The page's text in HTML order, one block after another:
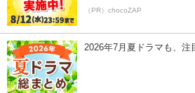
（PR）chocoZAP
2026年7月夏ドラマも、注